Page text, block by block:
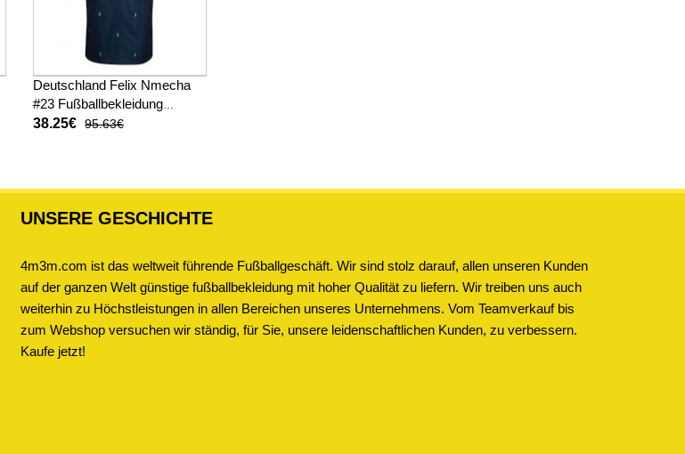
Deutschland Felix Nmecha
#23 Fußballbekleidung
Auswärtstrikot WM 2026
38.25€ 95.63€
UNSERE GESCHICHTE
4m3m.com ist das weltweit führende Fußballgeschäft. Wir sind stolz darauf, allen unseren Kunden
auf der ganzen Welt günstige fußballbekleidung mit hoher Qualität zu liefern. Wir treiben uns auch
weiterhin zu Höchstleistungen in allen Bereichen unseres Unternehmens. Vom Teamverkauf bis
zum Webshop versuchen wir ständig, für Sie, unsere leidenschaftlichen Kunden, zu verbessern.
Kaufe jetzt!